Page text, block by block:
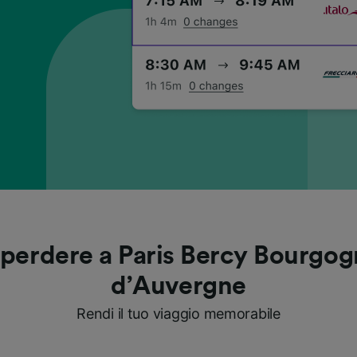
a Paris Bercy
d’Auvergne
Rendi il tuo viaggio memorabile